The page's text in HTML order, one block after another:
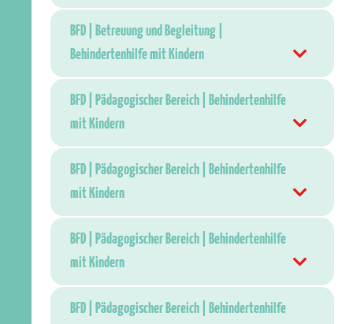
BFD | Betreuung und Begleitung |
Behindertenhilfe mit Kindern
BFD | Pädagogischer Bereich | Behindertenhilfe
mit Kindern
BFD | Pädagogischer Bereich | Behindertenhilfe
mit Kindern
BFD | Pädagogischer Bereich | Behindertenhilfe
mit Kindern
BFD | Pädagogischer Bereich | Behindertenhilfe